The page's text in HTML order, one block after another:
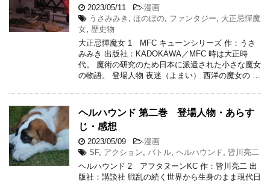
2023/05/11 -漫画
うさみみき
ほのぼの ファンタジー
大正忌憚魔
女 歴史物
大正忌憚魔女 1 MFC キューンシリーズ 作：うさ
みみき 出版社：KADOKAWA／MFC 時は大正時
代。 魔術の研究のため日本に派遣された小さな魔女
の物語。 登場人物 夜迷（よまい） 西洋の魔女の …
ヘルハウンド 第二巻 登場人物・あらす
じ・感想
2023/05/09 -漫画
SF, アクション バトル ヘルハウンド
皆川亮二
ヘルハウンド 2 アフタヌーンKC 作：皆川亮二 出
版社：講談社 戦乱の続く世界から生身のまま現代日